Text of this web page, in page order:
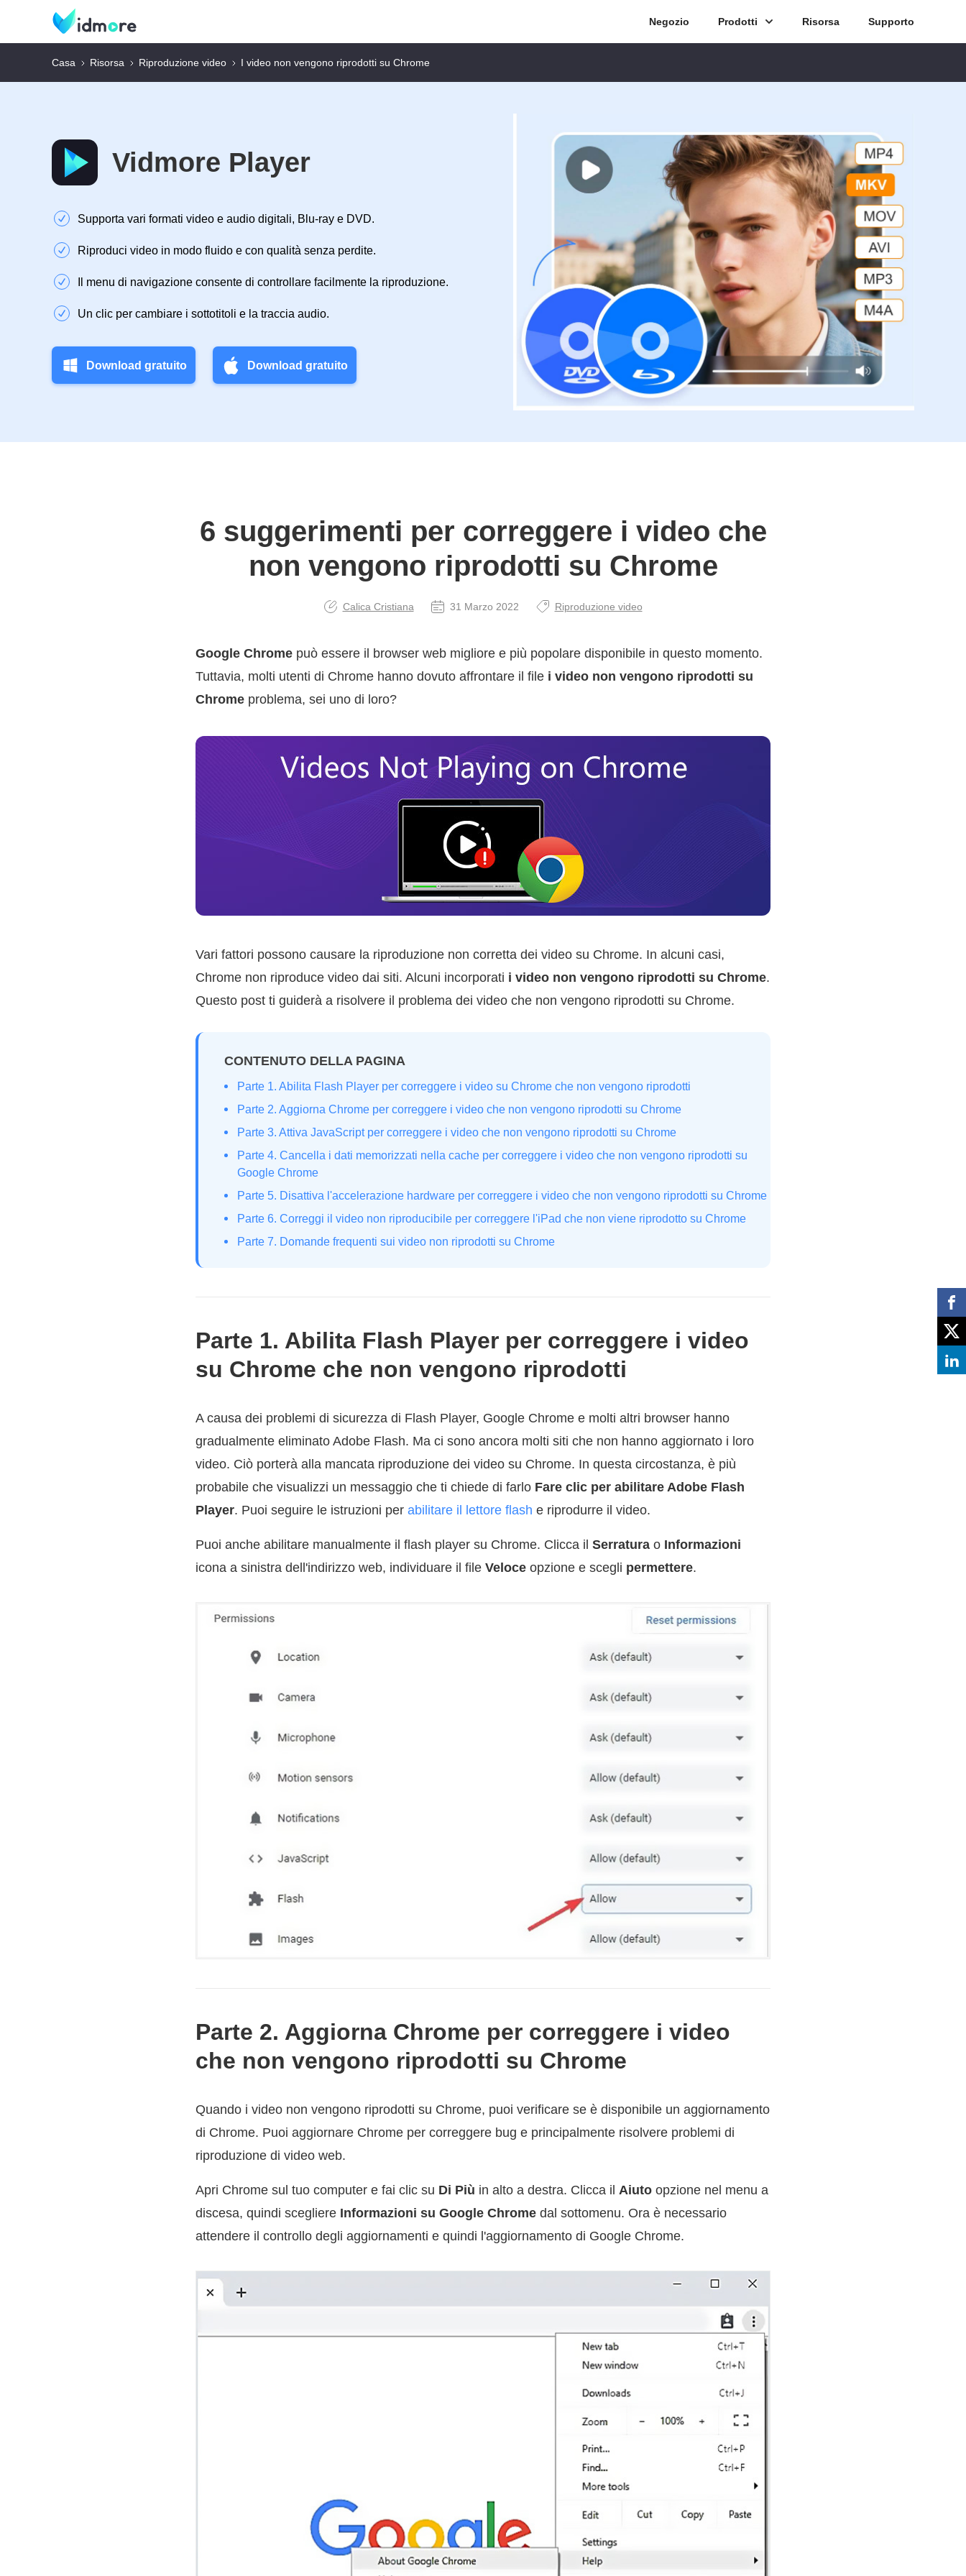
Negozio Prodotti Risorsa Supporto
Casa Risorsa Riproduzione video I video non vengono riprodotti su Chrome
Vidmore Player
Supporta vari formati video e audio digitali, Blu-ray e DVD.
Riproduci video in modo fluido e con qualità senza perdite.
Il menu di navigazione consente di controllare facilmente la riproduzione.
Un clic per cambiare i sottotitoli e la traccia audio.
Download gratuito Download gratuito
6 suggerimenti per correggere i video che
non vengono riprodotti su Chrome
Calica Cristiana 31 Marzo 2022 Riproduzione video
Google Chrome può essere il browser web migliore e più popolare disponibile in questo momento.
Tuttavia, molti utenti di Chrome hanno dovuto affrontare il file i video non vengono riprodotti su
Chrome problema, sei uno di loro?
Vari fattori possono causare la riproduzione non corretta dei video su Chrome. In alcuni casi,
Chrome non riproduce video dai siti. Alcuni incorporati i video non vengono riprodotti su Chrome.
Questo post ti guiderà a risolvere il problema dei video che non vengono riprodotti su Chrome.
CONTENUTO DELLA PAGINA
Parte 1. Abilita Flash Player per correggere i video su Chrome che non vengono riprodotti
Parte 2. Aggiorna Chrome per correggere i video che non vengono riprodotti su Chrome
Parte 3. Attiva JavaScript per correggere i video che non vengono riprodotti su Chrome
Parte 4. Cancella i dati memorizzati nella cache per correggere i video che non vengono riprodotti su
Google Chrome
Parte 5. Disattiva l'accelerazione hardware per correggere i video che non vengono riprodotti su Chrome
Parte 6. Correggi il video non riproducibile per correggere l'iPad che non viene riprodotto su Chrome
Parte 7. Domande frequenti sui video non riprodotti su Chrome
Parte 1. Abilita Flash Player per correggere i video
su Chrome che non vengono riprodotti
A causa dei problemi di sicurezza di Flash Player, Google Chrome e molti altri browser hanno
gradualmente eliminato Adobe Flash. Ma ci sono ancora molti siti che non hanno aggiornato i loro
video. Ciò porterà alla mancata riproduzione dei video su Chrome. In questa circostanza, è più
probabile che visualizzi un messaggio che ti chiede di farlo Fare clic per abilitare Adobe Flash
Player. Puoi seguire le istruzioni per abilitare il lettore flash e riprodurre il video.
Puoi anche abilitare manualmente il flash player su Chrome. Clicca il Serratura o Informazioni
icona a sinistra dell'indirizzo web, individuare il file Veloce opzione e scegli permettere.
Parte 2. Aggiorna Chrome per correggere i video
che non vengono riprodotti su Chrome
Quando i video non vengono riprodotti su Chrome, puoi verificare se è disponibile un aggiornamento
di Chrome. Puoi aggiornare Chrome per correggere bug e principalmente risolvere problemi di
riproduzione di video web.
Apri Chrome sul tuo computer e fai clic su Di Più in alto a destra. Clicca il Aiuto opzione nel menu a
discesa, quindi scegliere Informazioni su Google Chrome dal sottomenu. Ora è necessario
attendere il controllo degli aggiornamenti e quindi l'aggiornamento di Google Chrome.